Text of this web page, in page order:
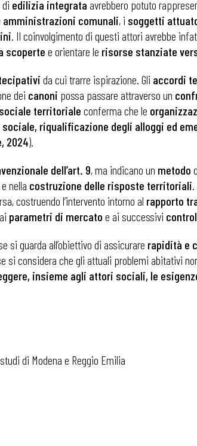
Bollettini ADAPT
Articoli
Osservatori
Eventi
Chi Siamo
edilizia integrata avrebbero potuto
amministrazioni comunali, i soggetti
. Il coinvolgimento di questi attori avrebbe
scoperte e orientare le risorse stanziate
da cui trarre ispirazione. Gli accordi
dei canoni possa passare attraverso un
territoriale conferma che le
riqualificazione degli alloggi ed
2024).
dell’art. 9, ma indicano un metodo
e nella costruzione delle risposte territoriali
costruendo l’intervento intorno al rapporto
parametri di mercato e ai successivi
si guarda all’obiettivo di assicurare rapidità e
si considera che gli attuali problemi abitativi
insieme agli attori sociali, le
di Modena e Reggio Emilia